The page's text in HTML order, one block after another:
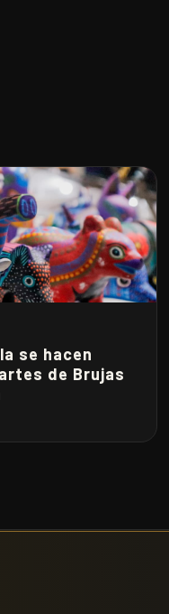
se hacen
de Brujas